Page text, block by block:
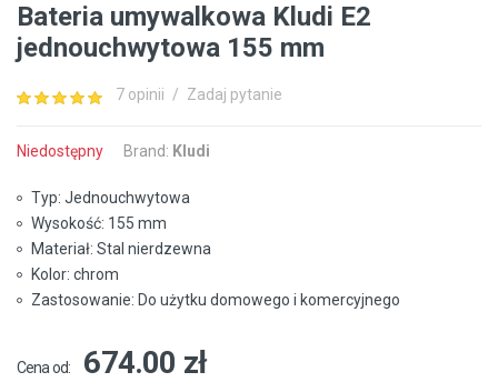
Bateria umywalkowa Kludi E2
jednouchwytowa 155 mm
7 opinii / Zadaj pytanie
Niedostępny Brand: Kludi
Typ: Jednouchwytowa
Wysokość: 155 mm
Materiał: Stal nierdzewna
Kolor: chrom
Zastosowanie: Do użytku domowego i komercyjnego
Cena od: 674.00 zł